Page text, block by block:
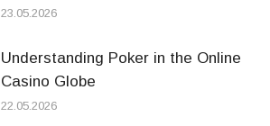
23.05.2026
Understanding Poker in the Online
Casino Globe
22.05.2026